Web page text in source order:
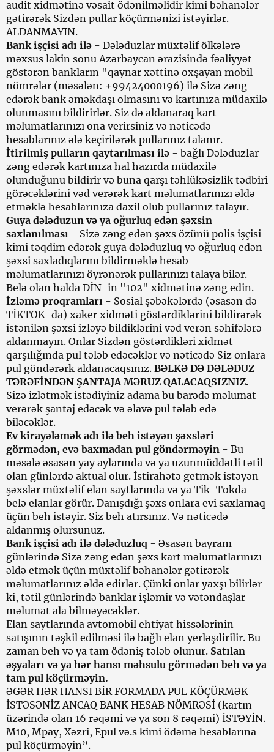
audit xidmətinə vəsait ödənilməlidir kimi bəhanələr
gətirərək Sizdən pullar köçürmənizi istəyirlər.
ALDANMAYIN.
Bank işçisi adı ilə - Dələduzlar müxtəlif ölkələrə
məxsus lakin sonu Azərbaycan ərazisində fəaliyyət
göstərən bankların "qaynar xəttinə oxşayan mobil
nömrələr (məsələn: +99424000196) ilə Sizə zəng
edərək bank əməkdaşı olmasını və kartınıza müdaxilə
olunmasını bildirirlər. Siz də aldanaraq kart
məlumatlarınızı ona verirsiniz və nəticədə
hesablarınız ələ keçirilərək pullarınız talanır.
İtirilmiş pulların qaytarılması ilə - bağlı Dələduzlar
zəng edərək kartınıza hal hazırda müdaxilə
olunduğunu bildirir və buna qarşı təhlükəsizlik tədbiri
görəcəklərini vəd verərək kart məlumatlarınızı əldə
etməklə hesablarınıza daxil olub pullarınız talayır.
Guya dələduzun və ya oğurluq edən şəxsin
saxlanılması - Sizə zəng edən şəxs özünü polis işçisi
kimi təqdim edərək guya dələduzluq və oğurluq edən
şəxsi saxladıqlarını bildirməklə hesab
məlumatlarınızı öyrənərək pullarınızı talaya bilər.
Belə olan halda DİN-in "102" xidmətinə zəng edin.
İzləmə proqramları - Sosial şəbəkələrdə (əsasən də
TİKTOK-da) xaker xidməti göstərdiklərini bildirərək
istənilən şəxsi izləyə bildiklərini vəd verən səhifələrə
aldanmayın. Onlar Sizdən göstərdikləri xidmət
qarşılığında pul tələb edəcəklər və nəticədə Siz onlara
pul göndərərk aldanacaqsınız. BƏLKƏ DƏ DƏLƏDUZ
TƏRƏFİNDƏN ŞANTAJA MƏRUZ QALACAQSIZNIZ.
Sizə izlətmək istədiyiniz adama bu barədə məlumat
verərək şantaj edəcək və əlavə pul tələb edə
biləcəklər.
Ev kirayələmək adı ilə beh istəyən şəxsləri
görmədən, evə baxmadan pul göndərməyin - Bu
məsələ əsasən yay aylarında və ya uzunmüddətli tətil
olan günlərdə aktual olur. İstirahətə getmək istəyən
şəxslər müxtəlif elan saytlarında və ya Tik-Tokda
belə elanlar görür. Danışdığı şəxs onlara evi saxlamaq
üçün beh istəyir. Siz beh atırsınız. Və nəticədə
aldanmış olursunuz.
Bank işçisi adı ilə dələduzluq - Əsasən bayram
günlərində Sizə zəng edən şəxs kart məlumatlarınızı
əldə etmək üçün müxtəlif bəhanələr gətirərək
məlumatlarınız əldə edirlər. Çünki onlar yaxşı bilirlər
ki, tətil günlərində banklar işləmir və vətəndaşlar
məlumat ala bilməyəcəklər.
Elan saytlarında avtomobil ehtiyat hissələrinin
satışının təşkil edilməsi ilə bağlı elan yerləşdirilir. Bu
zaman beh və ya tam ödəniş tələb olunur. Satılan
əşyaları və ya hər hansı məhsulu görmədən beh və ya
tam pul köçürməyin.
ƏGƏR HƏR HANSI BİR FORMADA PUL KÖÇÜRMƏK
İSTƏSƏNİZ ANCAQ BANK HESAB NÖMRƏSİ (kartın
üzərində olan 16 rəqəmi və ya son 8 rəqəmi) İSTƏYİN.
M10, Mpay, Xəzri, Epul və.s kimi ödəmə hesablarına
pul köçürməyin”.